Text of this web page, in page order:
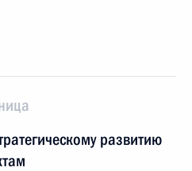
развитию